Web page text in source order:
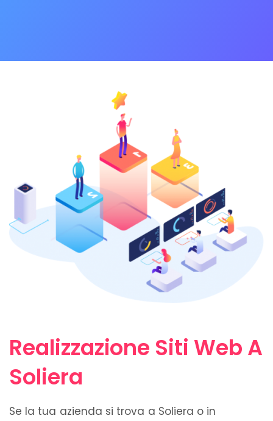
Realizzazione Siti Web A
Soliera
Se la tua azienda si trova a Soliera o in